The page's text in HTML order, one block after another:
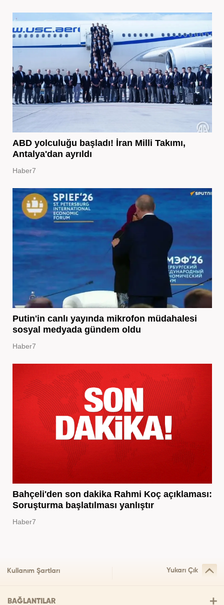
ABD yolculuğu başladı! İran Milli Takımı,
Antalya'dan ayrıldı
Haber7
Putin'in canlı yayında mikrofon müdahalesi
sosyal medyada gündem oldu
Haber7
Bahçeli'den son dakika Rahmi Koç açıklaması:
Soruşturma başlatılması yanlıştır
Haber7
Kullanım Şartları Yukarı Çık
BAĞLANTILAR